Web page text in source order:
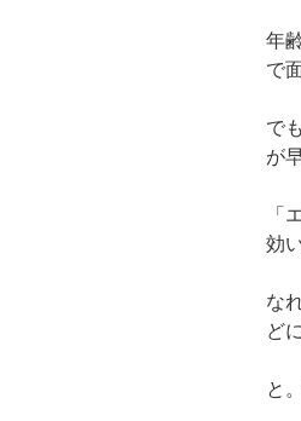
年
で
で
が
「
効
な
ど
と